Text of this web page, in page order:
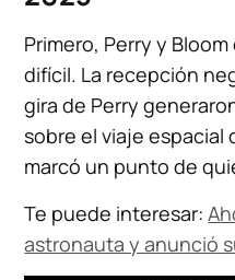
Primero, Perry y
difícil. La recepción
gira de Perry
sobre el viaje espacial
marcó un punto de
Te puede interesar:
astronauta y anunció